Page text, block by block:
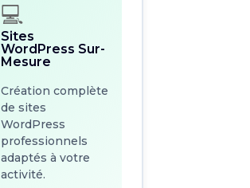
💻
Sites
WordPress Sur-
Mesure
Création complète
de sites
WordPress
professionnels
adaptés à votre
activité.
adaptés à votre
activité.
Découvrir →
🎨
Sites avec
Elementor Pro
Design premium